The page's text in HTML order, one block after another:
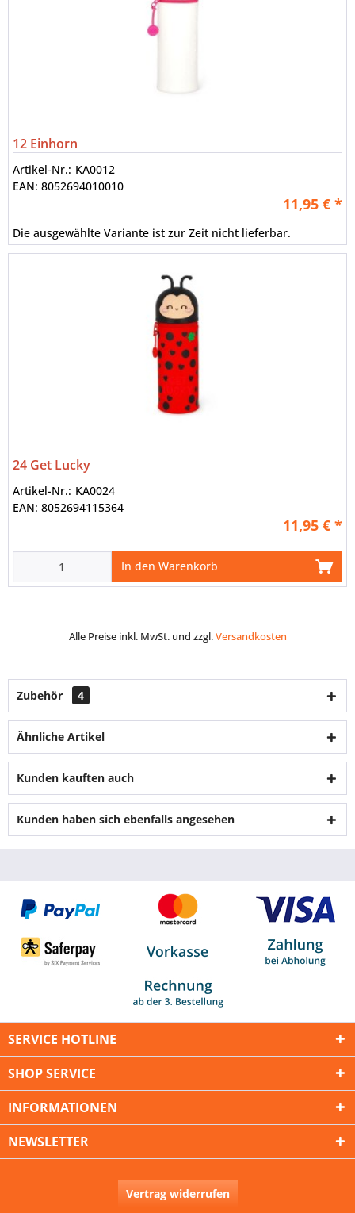
12 Einhorn
Artikel-Nr.: KA0012
EAN: 8052694010010
11,95 € *
Die ausgewählte Variante ist zur Zeit nicht lieferbar.
24 Get Lucky
Artikel-Nr.: KA0024
EAN: 8052694115364
11,95 € *
In den Warenkorb
Alle Preise inkl. MwSt. und zzgl.Versandkosten
Zubehör 4
Ähnliche Artikel
Kunden kauften auch
Kunden haben sich ebenfalls angesehen
SERVICE HOTLINE
SHOP SERVICE
INFORMATIONEN
NEWSLETTER
Vertrag widerrufen